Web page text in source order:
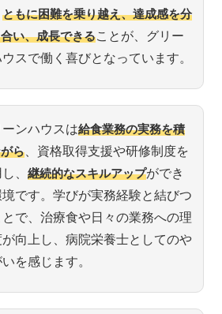
ともに困難を乗り越え、達成感を分
い、成長できることが、グリー
ウスで働く喜びとなっています。
ーンハウスは給食業務の実務を積
ら 、資格取得支援や研修制度を
し、継続的なスキルアップができ
境です。学びが実務経験と結びつ
とで、治療食や日々の業務への理
向上し、病院栄養士としてのや
いを感じます。